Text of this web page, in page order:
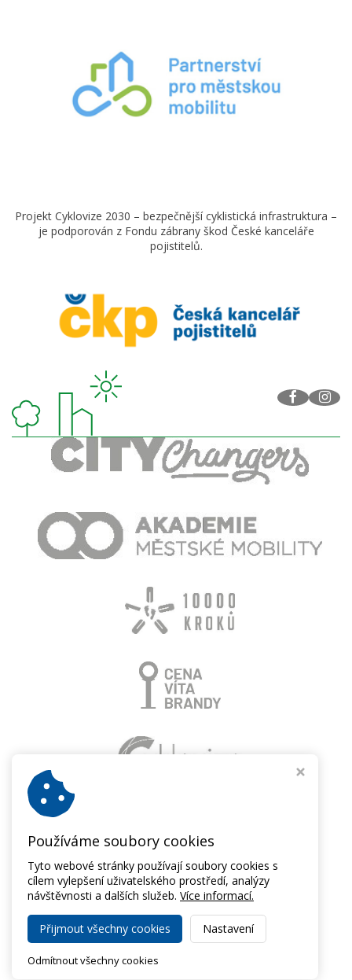
Projekt Cyklovize 2030 – bezpečnější cyklistická infrastruktura –
je podporován z Fondu zábrany škod České kanceláře
pojistitelů.
Copyright © 2026,
Používáme soubory cookies
Tyto webové stránky používají soubory cookies s
cílem vylepšení uživatelského prostředí, analýzy
návštěvnosti a dalších služeb. Více informací.
Přijmout všechny cookies Nastavení
Odmítnout všechny cookies